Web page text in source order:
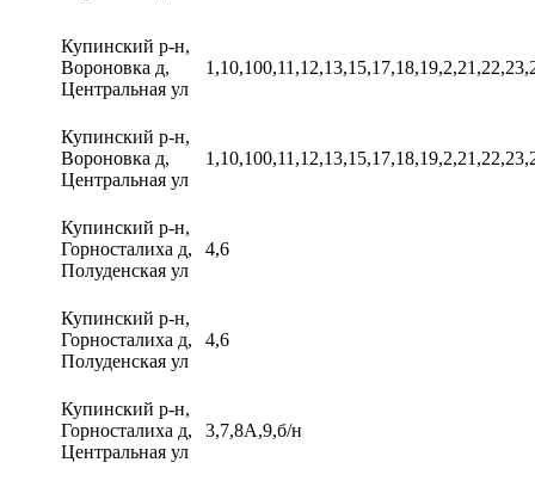
Купинский р-н,
Вороновка д,
Центральная ул
Купинский р-н,
Вороновка д,
Центральная ул
Купинский р-н,
Горносталиха д,
Полуденская ул
4,6
Купинский р-н,
Горносталиха д,
Полуденская ул
4,6
Купинский р-н,
Горносталиха д,
Центральная ул
3,7,8А,9,б/н